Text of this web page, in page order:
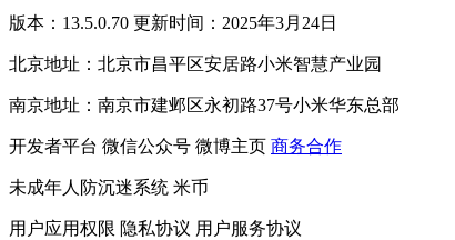
版本：13.5.0.70 更新时间：2025年3月24日
北京地址：北京市昌平区安居路小米智慧产业园
南京地址：南京市建邺区永初路37号小米华东总部
开发者平台 微信公众号 微博主页 商务合作
未成年人防沉迷系统 米币
用户应用权限 隐私协议 用户服务协议